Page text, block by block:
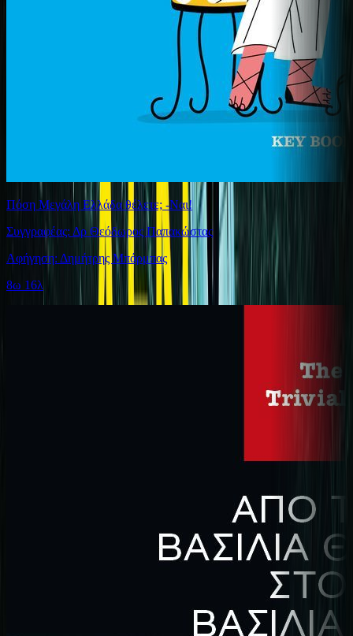
Πόση Μεγάλη Ελλάδα θέλετε; -Ναι!
Συγγραφέας: Δρ Θεόδωρος Παπακώστας
Αφήγηση: Δημήτρης Μπάρμπας
8ω 16λ